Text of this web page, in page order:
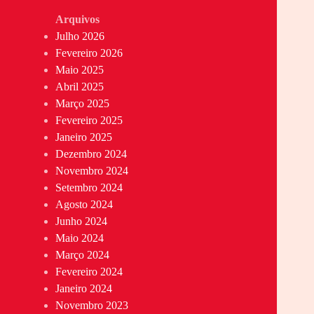
Arquivos
Julho 2026
Fevereiro 2026
Maio 2025
Abril 2025
Março 2025
Fevereiro 2025
Janeiro 2025
Dezembro 2024
Novembro 2024
Setembro 2024
Agosto 2024
Junho 2024
Maio 2024
Março 2024
Fevereiro 2024
Janeiro 2024
Novembro 2023